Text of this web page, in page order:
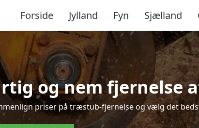
Forside Jylland Fyn Sjælland
og nem fjernelse
priser på træstub-fjernelse og vælg det